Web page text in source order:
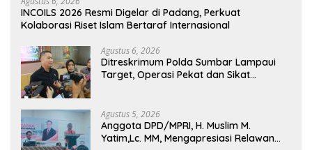
INCOILS 2026 Resmi Digelar di Padang, Perkuat
Kolaborasi Riset Islam Bertaraf Internasional
Agustus 6, 2026
Ditreskrimum Polda Sumbar Lampaui
Target, Operasi Pekat dan Sikat
Agustus 5, 2026
Anggota DPD/MPRI, H. Muslim M.
Yatim,Lc. MM, Mengapresiasi Relawan